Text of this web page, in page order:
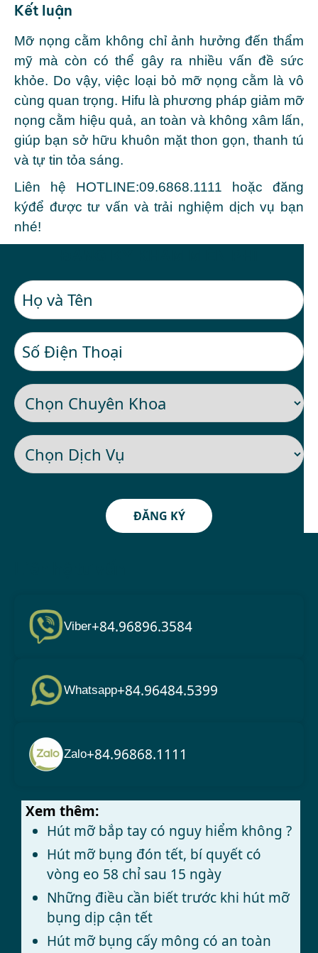
Kết luận
Mỡ nọng cằm không chỉ ảnh hưởng đến thẩm
mỹ mà còn có thể gây ra nhiều vấn đề sức
khỏe. Do vậy, việc loại bỏ mỡ nọng cằm là vô
cùng quan trọng. Hifu là phương pháp giảm mỡ
nọng cằm hiệu quả, an toàn và không xâm lấn,
giúp bạn sở hữu khuôn mặt thon gọn, thanh tú
và tự tin tỏa sáng.
Liên hệ HOTLINE:09.6868.1111 hoặc đăng
kýđể được tư vấn và trải nghiệm dịch vụ bạn
nhé!
ĐĂNG KÝ
Viber+84.96896.3584
Whatsapp+84.96484.5399
Zalo+84.96868.1111
Xem thêm:
Hút mỡ bắp tay có nguy hiểm không ?
Hút mỡ bụng đón tết, bí quyết có
vòng eo 58 chỉ sau 15 ngày
Những điều cần biết trước khi hút mỡ
bụng dịp cận tết
Hút mỡ bụng cấy mông có an toàn